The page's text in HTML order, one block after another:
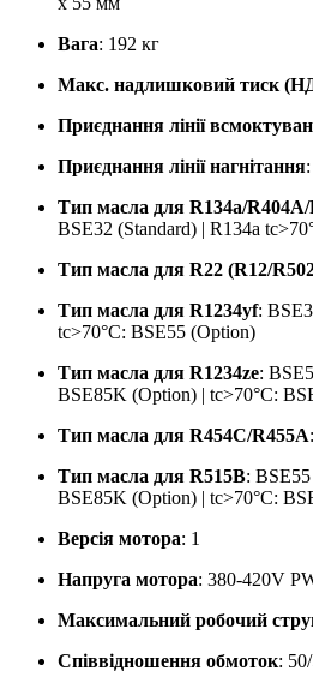
Вага: 192 кг
Макс. надлишковий тиск
Приєднання лінії
Приєднання лінії нагнітання
Тип масла для R134a/
BSE32 (Standard) | R134a
Тип масла для R22 (R12/
Тип масла для R1234yf:
tc>70°C: BSE55 (Option)
Тип масла для R1234ze:
BSE85K (Option) | tc>70°C:
Тип масла для R454C/R455A
Тип масла для R515B:
BSE85K (Option) | tc>70°C:
Версія мотора: 1
Напруга мотора: 380-420V
Максимальний робочий
Співвідношення обмоток: